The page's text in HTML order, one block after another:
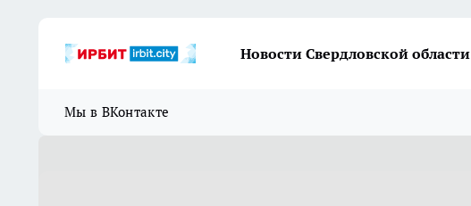
Новости Свердловской области
Мы в ВКонтакте